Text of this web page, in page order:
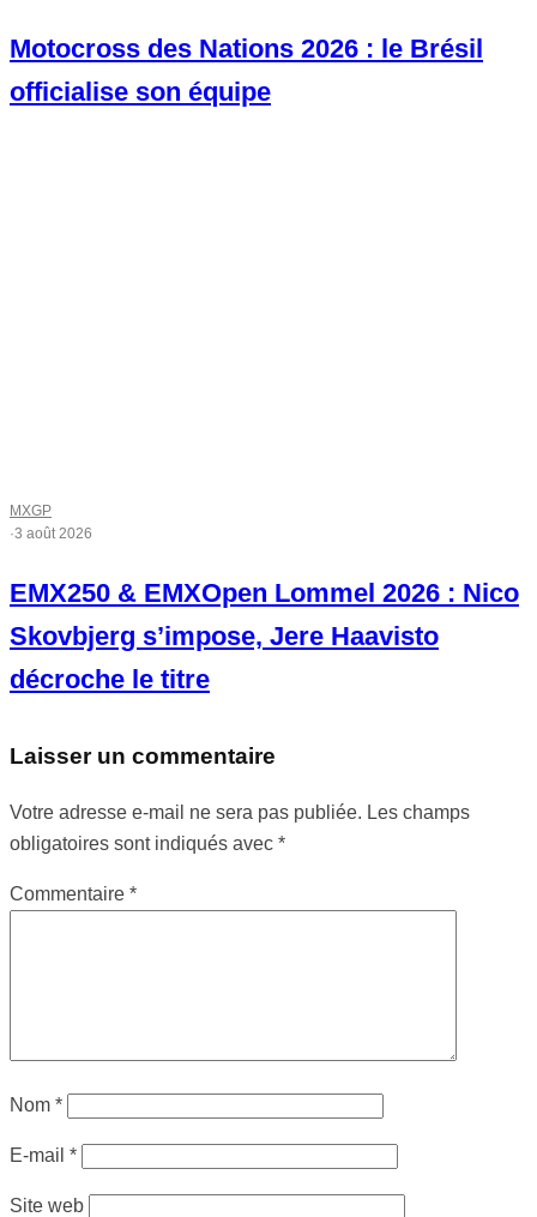
Motocross des Nations 2026 : le Brésil
officialise son équipe
MXGP
·3 août 2026
EMX250 & EMXOpen Lommel 2026 : Nico
Skovbjerg s’impose, Jere Haavisto
décroche le titre
Laisser un commentaire
Votre adresse e-mail ne sera pas publiée. Les champs
obligatoires sont indiqués avec *
Commentaire *
Nom *
E-mail *
Site web